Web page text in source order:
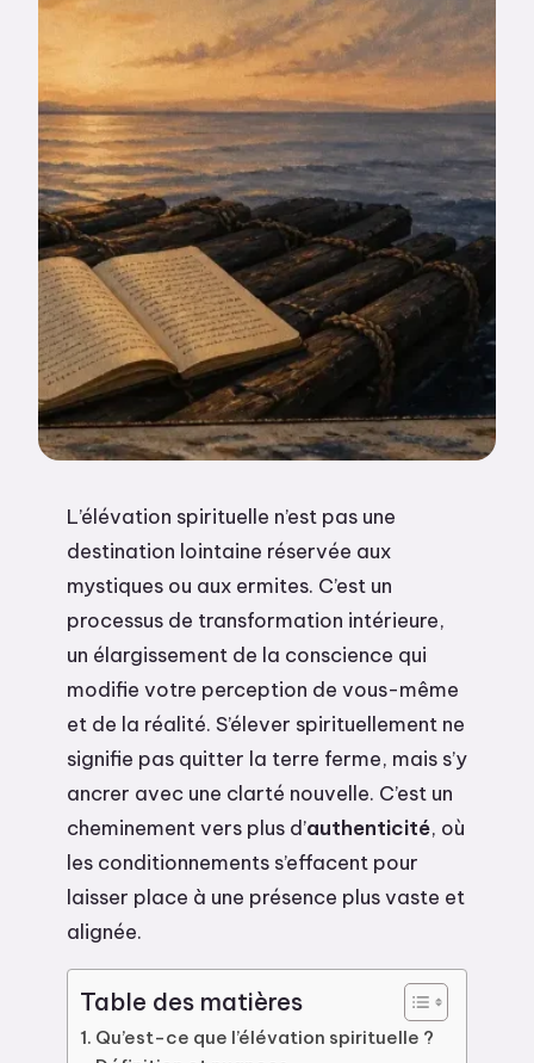
L’élévation spirituelle n’est pas une
destination lointaine réservée aux
mystiques ou aux ermites. C’est un
processus de transformation intérieure,
un élargissement de la conscience qui
modifie votre perception de vous-même
et de la réalité. S’élever spirituellement ne
signifie pas quitter la terre ferme, mais s’y
ancrer avec une clarté nouvelle. C’est un
cheminement vers plus d’authenticité, où
les conditionnements s’effacent pour
laisser place à une présence plus vaste et
alignée.
Table des matières
Qu’est-ce que l’élévation spirituelle ?